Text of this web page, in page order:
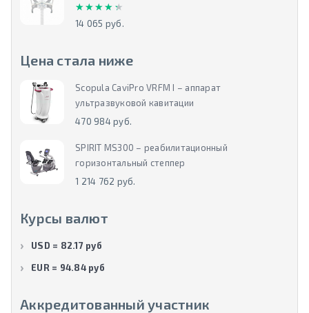
★★★★★
★★★★★
14 065 руб.
Цена стала ниже
Scopula CaviPro VRFM I – аппарат
ультразвуковой кавитации
470 984 руб.
SPIRIT MS300 – реабилитационный
горизонтальный степпер
1 214 762 руб.
Курсы валют
USD = 82.17 руб
EUR = 94.84 руб
Аккредитованный участник